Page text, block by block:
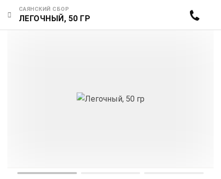
САЯНСКИЙ СБОР
ЛЕГОЧНЫЙ, 50 ГР